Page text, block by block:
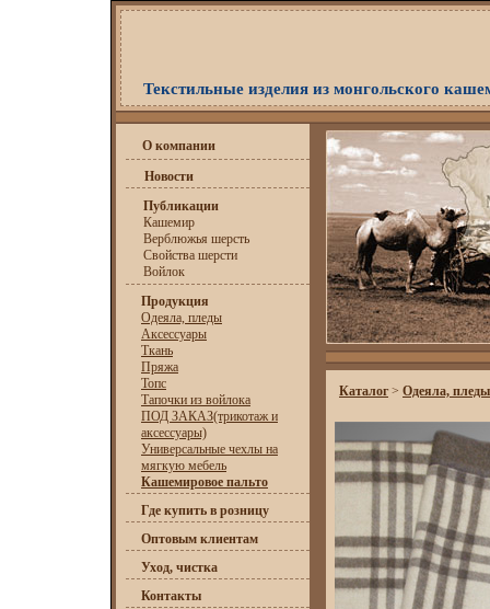
Текстильные изделия из монгольского
О компании
Новости
Публикации
Кашемир
Верблюжья шерсть
Свойства шерсти
Войлок
Продукция
Одеяла, пледы
Аксессуары
Ткань
Пряжа
Топс
Тапочки из войлока
ПОД ЗАКАЗ(трикотаж и
аксессуары)
Универсальные чехлы на
мягкую мебель
Кашемировое пальто
Где купить в розницу
Оптовым клиентам
Уход, чистка
Контакты
Каталог > Одеяла, пледы